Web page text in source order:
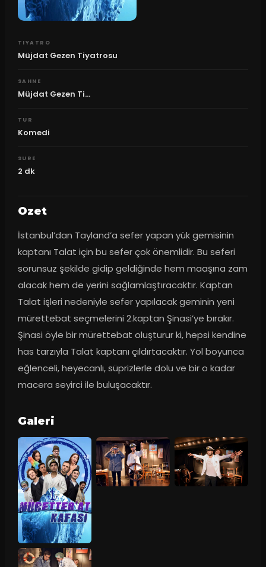
TIYATRO
Müjdat Gezen Tiyatrosu
SAHNE
Müjdat Gezen Ti...
TUR
Komedi
SURE
2 dk
Ozet
İstanbul’dan Tayland’a sefer yapan yük gemisinin
kaptanı Talat için bu sefer çok önemlidir. Bu seferi
sorunsuz şekilde gidip geldiğinde hem maaşına zam
alacak hem de yerini sağlamlaştıracaktır. Kaptan
Talat işleri nedeniyle sefer yapılacak geminin yeni
mürettebat seçmelerini 2.kaptan Şinasi’ye bırakır.
Şinasi öyle bir mürettebat oluşturur ki, hepsi kendine
has tarzıyla Talat kaptanı çıldırtacaktır. Yol boyunca
eğlenceli, heyecanlı, süprizlerle dolu ve bir o kadar
macera seyirci ile buluşacaktır.
Galeri